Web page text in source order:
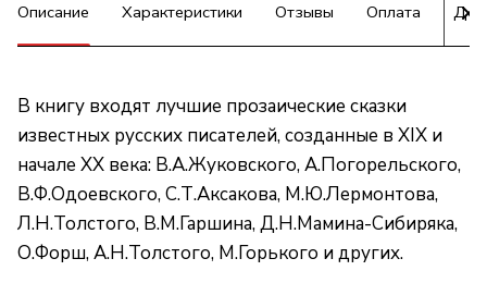
Описание Характеристики Отзывы Оплата
В книгу входят лучшие прозаические сказки
известных русских писателей, созданные в XIX и
начале XX века: В.А.Жуковского, А.Погорельского,
В.Ф.Одоевского, С.Т.Аксакова, М.Ю.Лермонтова,
Л.Н.Толстого, В.М.Гаршина, Д.Н.Мамина-Сибиряка,
О.Форш, А.Н.Толстого, М.Горького и других.